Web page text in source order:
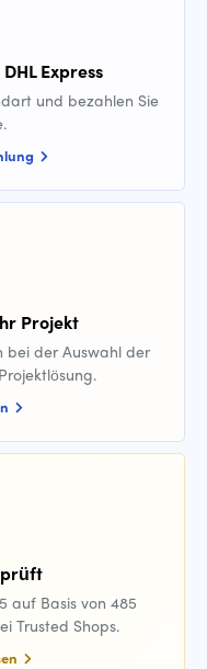
Express
und bezahlen Sie
Projekt
bei der Auswahl der
auf Basis von 485
Trusted Shops.